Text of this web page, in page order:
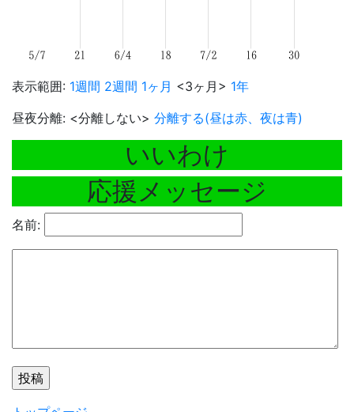
表示範囲: 1週間 2週間 1ヶ月 <3ヶ月> 1年
昼夜分離: <分離しない> 分離する(昼は赤、夜は青)
いいわけ
応援メッセージ
名前: